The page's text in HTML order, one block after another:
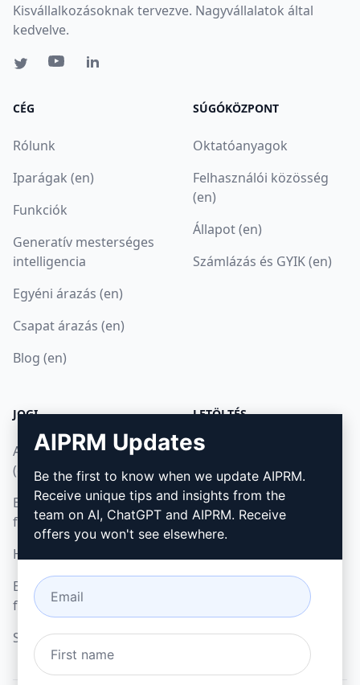
Kisvállalkozásoknak tervezve. Nagyvállalatok által
kedvelve.
CÉG
Rólunk
Iparágak (en)
Funkciók
Generatív mesterséges
intelligencia
Egyéni árazás (en)
Csapat árazás (en)
Blog (en)
SÚGÓKÖZPONT
Oktatóanyagok
Felhasználói közösség
(en)
Állapot (en)
Számlázás és GYIK (en)
JOGI
Adatvédelmi irányelvek
(en)
Elfogadható használati
feltételek (en)
Használati feltételek (en)
Böngésző bővítmény
feltételei (en)
Számlázási feltételek (en)
LETÖLTÉS
Hogyan telepítsük
Google Chrome
Microsoft Edge
AIPRM Updates
Be the first to know when we update AIPRM.
Receive unique tips and insights from the
team on AI, ChatGPT and AIPRM. Receive
offers you won't see elsewhere.